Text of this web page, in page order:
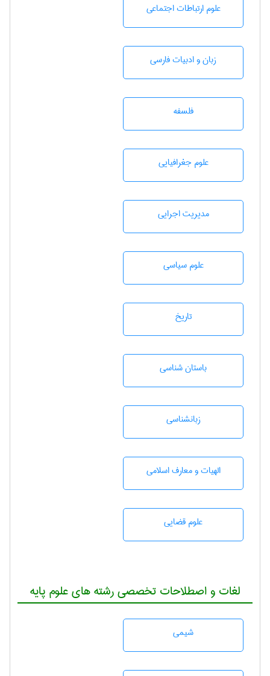
علوم ارتباطات اجتماعی
زبان و ادبيات فارسی
فلسفه
علوم جغرافيايی
مديريت اجرايی
علوم سياسی
تاريخ
باستان شناسی
زبانشناسی
الهیات و معارف اسلامی
علوم قضایی
لغات و اصطلاحات تخصصی رشته های علوم پایه
شيمی